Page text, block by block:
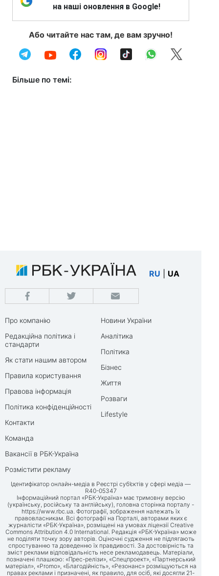
на наші оновлення в Google!
Або читайте нас там, де вам зручно!
Більше по темі:
RU UA
Про компанію
Редакційна політика і
стандарти
Як стати нашим автором
Правила користування
Правова інформація
Політика конфіденційності
Контакти
Команда
Вакансії в РБК-Україна
Розмістити рекламу
Новини України
Аналітика
Політика
Бізнес
Життя
Розваги
Lifestyle
Ідентифікатор онлайн-медіа в Реєстрі суб’єктів у сфері медіа —
R40-05347
Інформаційний портал «РБК-Україна» має тримовну версію
(українську, російську та англійську), головна сторінка порталу -
https://www.rbc.ua. Фотографії, зображення належать їх
правовласникам. Всі фотографії на Порталі, авторами яких є
журналісти «РБК-Україна», розміщені на умовах ліцензії Creative
Commons Attribution 4.0 International. Редакція «РБК-Україна» може
не поділяти точку зору авторів. Оціночні судження не підлягають
спростуванню та доведенню їх правдивості. За достовірність та
зміст реклами відповідальність несе рекламодавець. Матеріали,
позначені плашкою: «Прес-релізи», «Спецпроект», «Партнерський
матеріал», «Promo», «Благодійність», «Резонанс» розміщуються на
правах реклами і призначені, як правило, для осіб, які досягли 21-